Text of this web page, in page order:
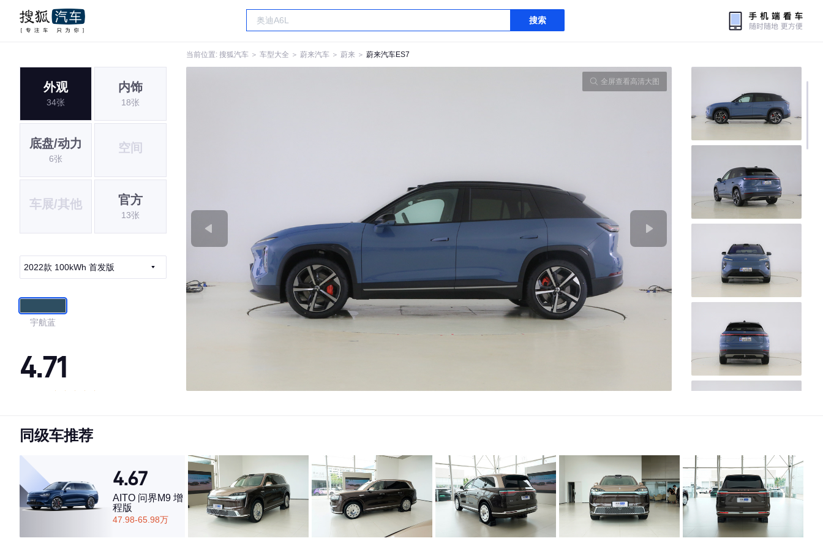
搜索
当前位置: 搜狐汽车 ＞ 车型大全 ＞ 蔚来汽车 ＞ 蔚来 ＞ 蔚来汽车ES7
外观
34张
内饰
18张
底盘/动力
6张
空间
车展/其他 官方
13张
2022款 100kWh 首发版
宇航蓝
4.71
·内饰表现较为优秀，优于83%同级车
·空间表现较为优秀，优于53%同级车
全屏查看高清大图
同级车推荐
4.67
AITO 问界M9 增
程版
47.98-65.98万